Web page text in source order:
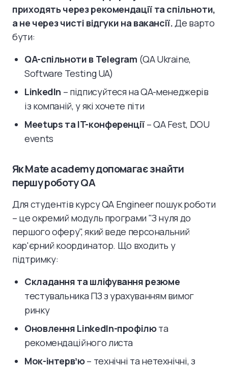
приходять через рекомендації та спільноти,
а не через чисті відгуки на вакансії. Де варто
бути:
QA-спільноти в Telegram (QA Ukraine,
Software Testing UA)
LinkedIn – підписуйтеся на QA-менеджерів
із компаній, у які хочете піти
Meetups та IT-конференції – QA Fest, DOU
events
Як Mate academy допомагає знайти
першу роботу QA
Для студентів курсу QA Engineer пошук роботи
– це окремий модуль програми "З нуля до
першого оферу", який веде персональний
кар'єрний координатор. Що входить у
підтримку:
Складання та шліфування резюме
тестувальника ПЗ з урахуванням вимог
ринку
Оновлення LinkedIn-профілюта
рекомендаційного листа
Мок-інтервʼю– технічні та нетехнічні, з